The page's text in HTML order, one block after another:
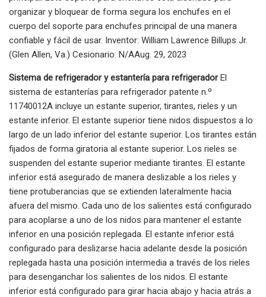
organizar y bloquear de forma segura los enchufes en el
cuerpo del soporte para enchufes principal de una manera
confiable y fácil de usar. Inventor: William Lawrence Billups Jr.
(Glen Allen, Va.) Cesionario: N/AAug. 29, 2023
Sistema de refrigerador y estantería para refrigeradorEl
sistema de estanterías para refrigerador patente n.º
11740012A incluye un estante superior, tirantes, rieles y un
estante inferior. El estante superior tiene nidos dispuestos a lo
largo de un lado inferior del estante superior. Los tirantes están
fijados de forma giratoria al estante superior. Los rieles se
suspenden del estante superior mediante tirantes. El estante
inferior está asegurado de manera deslizable a los rieles y
tiene protuberancias que se extienden lateralmente hacia
afuera del mismo. Cada uno de los salientes está configurado
para acoplarse a uno de los nidos para mantener el estante
inferior en una posición replegada. El estante inferior está
configurado para deslizarse hacia adelante desde la posición
replegada hasta una posición intermedia a través de los rieles
para desenganchar los salientes de los nidos. El estante
inferior está configurado para girar hacia abajo y hacia atrás a